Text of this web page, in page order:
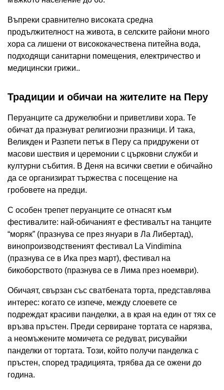
Въпреки сравнително високата средна
продължителност на живота, в селските райони много
хора са лишени от висококачествена питейна вода,
подходящи санитарни помещения, електричество и
медицински грижи..
Традиции и обичаи на жителите на Перу
Перуанците са дружелюбни и приветливи хора. Те
обичат да празнуват религиозни празници. И така,
Великден и Разпети петък в Перу са придружени от
масови шествия и церемонии с църковни служби и
културни събития. В Деня на всички светии е обичайно
да се организират тържества с посещение на
гробовете на предци.
С особен трепет перуанците се отнасят към
фестивалите: най-обичаният е фестивалът на танците
“моряк” (празнува се през януари в Ла Либертад),
винопроизводственият фестивал La Vindimina
(празнува се в Ика през март), фестивал на
бикоборството (празнува се в Лима през ноември).
Обичаят, свързан със сватбената торта, представлява
интерес: когато се изпече, между слоевете се
подреждат красиви панделки, а в края на един от тях се
връзва пръстен. Преди сервиране тортата се нарязва,
а неомъжените момичета се редуват, рисувайки
панделки от тортата. Този, който получи панделка с
пръстен, според традицията, трябва да се ожени до
година.